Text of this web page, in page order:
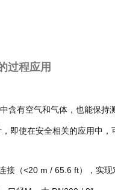
过程应用
含有空气和气体，也能保持
即使在安全相关的应用中
接（<20 m / 65.6 ft），实现